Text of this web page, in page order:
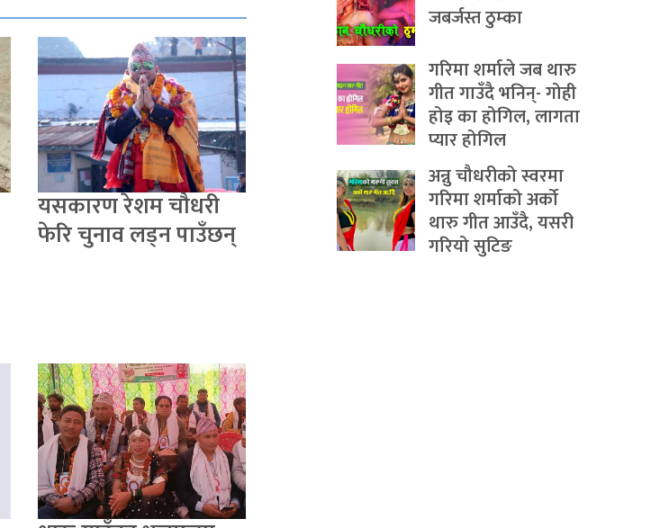
यसकारण रेशम चौधरी
फेरि चुनाव लड्न पाउँछन्
जबर्जस्त ठुम्का
गरिमा शर्माले जब थारु
गीत गाउँदै भनिन्- गोही
होइ का होगिल, लागता
प्यार होगिल
अन्नु चौधरीको स्वरमा
गरिमा शर्माको अर्को
थारु गीत आउँदै, यसरी
गरियो सुटिङ